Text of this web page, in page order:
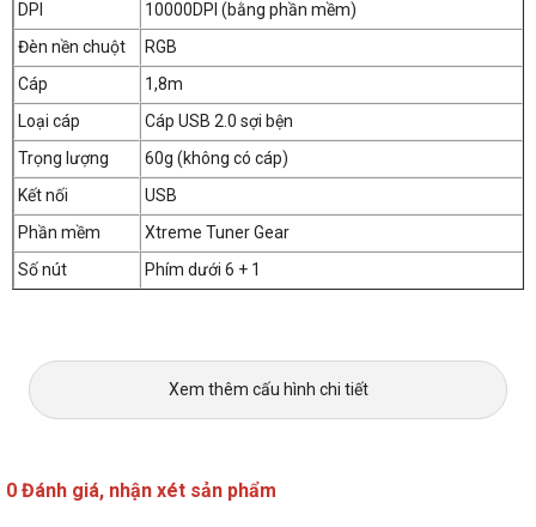
DPI
10000DPI (bằng phần mềm)
Đèn nền chuột
RGB
Cáp
1,8m
Loại cáp
Cáp USB 2.0 sợi bện
Trọng lượng
60g (không có cáp)
Kết nối
USB
Phần mềm
Xtreme Tuner Gear
Số nút
Phím dưới 6 + 1
Xem thêm cấu hình chi tiết
0 Đánh giá, nhận xét sản phẩm